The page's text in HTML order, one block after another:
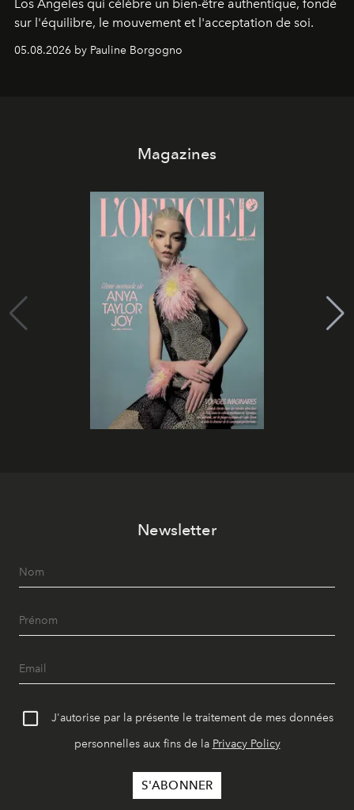
Los Angeles qui célèbre un bien-être authentique, fondé
sur l'équilibre, le mouvement et l'acceptation de soi.
05.08.2026 by Pauline Borgogno
Magazines
Newsletter
J'autorise par la présente le traitement de mes données
personnelles aux fins de la Privacy Policy